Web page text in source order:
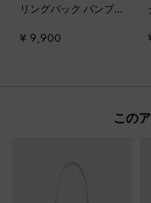
リングバック パンプ
¥ 9,900
この